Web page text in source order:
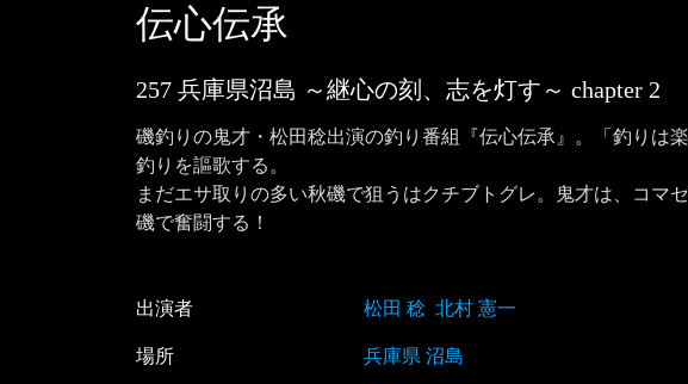
伝心伝承
257 兵庫県沼島 ～継心の刻、志を灯す～ chapter 2
磯釣りの鬼才・松田稔出演の釣り番組『伝心伝承』。「釣りは
釣りを謳歌する。
まだエサ取りの多い秋磯で狙うはクチブトグレ。鬼才は、コマ
磯で奮闘する！
出演者 松田 稔 北村 憲一
場所 兵庫県 沼島